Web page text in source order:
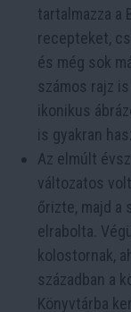
tartalmazza a
recepteket,
és még sok
számos rajz
ikonikus
is gyakran
Az elmúlt
változatos
őrizte, majd a
elrabolta.
kolostornak,
században a
Könyvtárba